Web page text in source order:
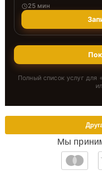
25 мин
Полный список услуг для «
Мы